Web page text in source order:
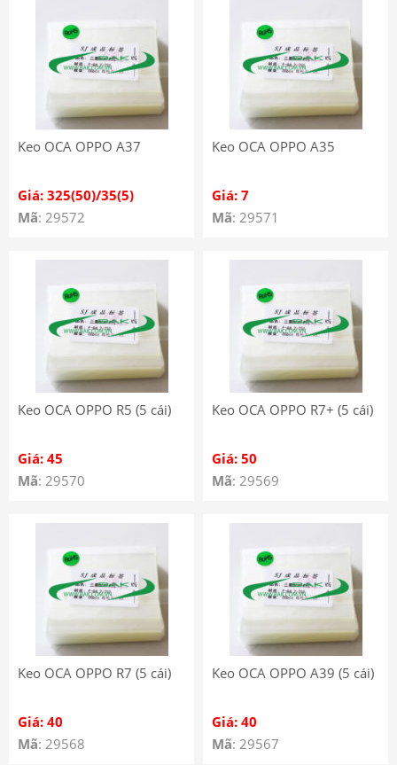
Keo OCA OPPO A37
Giá: 325(50)/35(5)
Mã: 29572
Keo OCA OPPO A35
Giá: 7
Mã: 29571
Keo OCA OPPO R5 (5 cái)
Giá: 45
Mã: 29570
Keo OCA OPPO R7+ (5 cái)
Giá: 50
Mã: 29569
Keo OCA OPPO R7 (5 cái)
Giá: 40
Mã: 29568
Keo OCA OPPO A39 (5 cái)
Giá: 40
Mã: 29567